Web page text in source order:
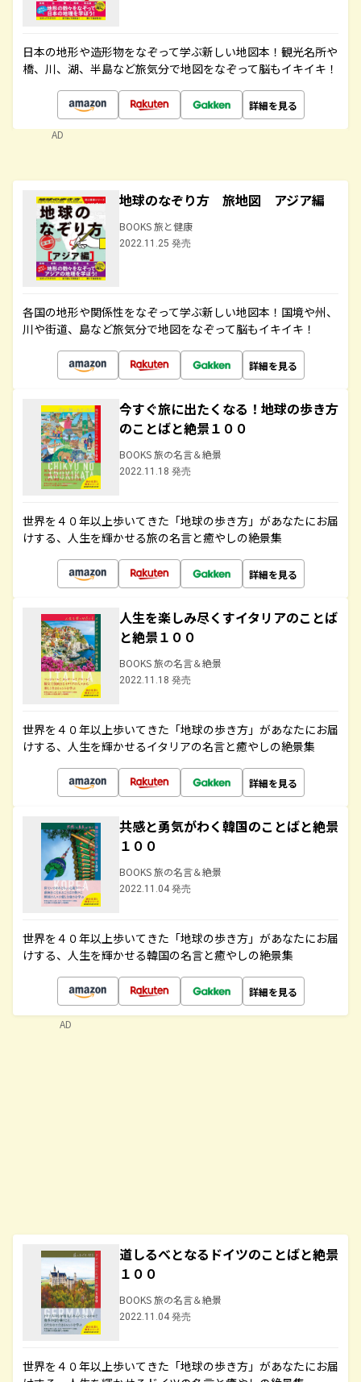
日本の地形や造形物をなぞって学ぶ新しい地図本！観光名所や
橋、川、湖、半島など旅気分で地図をなぞって脳もイキイキ！
詳細を見る
AD
地球のなぞり方 旅地図 アジア編
BOOKS 旅と健康
2022.11.25 発売
各国の地形や関係性をなぞって学ぶ新しい地図本！国境や州、
川や街道、島など旅気分で地図をなぞって脳もイキイキ！
詳細を見る
今すぐ旅に出たくなる！地球の歩き方
のことばと絶景１００
BOOKS 旅の名言＆絶景
2022.11.18 発売
世界を４０年以上歩いてきた「地球の歩き方」があなたにお届
けする、人生を輝かせる旅の名言と癒やしの絶景集
詳細を見る
人生を楽しみ尽くすイタリアのことば
と絶景１００
BOOKS 旅の名言＆絶景
2022.11.18 発売
世界を４０年以上歩いてきた「地球の歩き方」があなたにお届
けする、人生を輝かせるイタリアの名言と癒やしの絶景集
詳細を見る
共感と勇気がわく韓国のことばと絶景
１００
BOOKS 旅の名言＆絶景
2022.11.04 発売
世界を４０年以上歩いてきた「地球の歩き方」があなたにお届
けする、人生を輝かせる韓国の名言と癒やしの絶景集
詳細を見る
道しるべとなるドイツのことばと絶景
１００
BOOKS 旅の名言＆絶景
2022.11.04 発売
世界を４０年以上歩いてきた「地球の歩き方」があなたにお届
AD